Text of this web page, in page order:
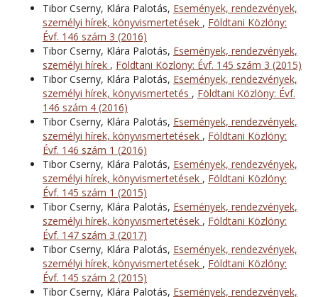
Tibor Cserny, Klára Palotás, Események, rendezvények,
személyi hírek, könyvismertetések , Földtani Közlöny:
Évf. 146 szám 3 (2016)
Tibor Cserny, Klára Palotás, Események, rendezvények,
személyi hírek , Földtani Közlöny: Évf. 145 szám 3 (2015)
Tibor Cserny, Klára Palotás, Események, rendezvények,
személyi hírek, könyvismertetés , Földtani Közlöny: Évf.
146 szám 4 (2016)
Tibor Cserny, Klára Palotás, Események, rendezvények,
személyi hírek, könyvismertetések , Földtani Közlöny:
Évf. 146 szám 1 (2016)
Tibor Cserny, Klára Palotás, Események, rendezvények,
személyi hírek, könyvismertetések , Földtani Közlöny:
Évf. 145 szám 1 (2015)
Tibor Cserny, Klára Palotás, Események, rendezvények,
személyi hírek, könyvismertetések , Földtani Közlöny:
Évf. 147 szám 3 (2017)
Tibor Cserny, Klára Palotás, Események, rendezvények,
személyi hírek, könyvismertetések , Földtani Közlöny:
Évf. 145 szám 2 (2015)
Tibor Cserny, Klára Palotás, Események, rendezvények,